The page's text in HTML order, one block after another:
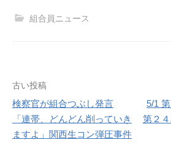
組合員ニュース
投
稿
ナ
古い投稿
検察官が組合つぶし発言
「連帯、どんどん削っていき
ますよ」関西生コン弾圧事件
5/1
第２